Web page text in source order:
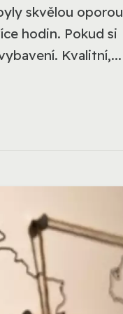
skvělou oporou
hodin. Pokud si
Kvalitní,...